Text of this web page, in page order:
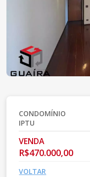
CONDOMÍNIO
IPTU
VENDA
R$470.000,00
VOLTAR